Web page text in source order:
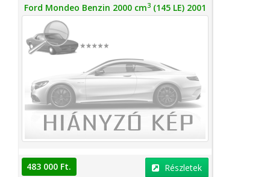
Ford Mondeo Benzin 2000 cm3 (145 LE) 2001
483 000 Ft. Részletek